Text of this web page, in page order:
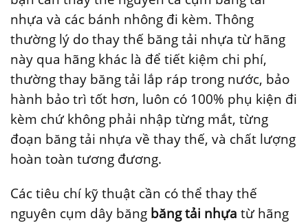
nhựa và các bánh nhông đi kèm. Thông
thường lý do thay thế băng tải nhựa từ hãng
này qua hãng khác là để tiết kiệm chi phí,
thường thay băng tải lắp ráp trong nước, bảo
hành bảo trì tốt hơn, luôn có 100% phụ kiện đi
kèm chứ không phải nhập từng mắt, từng
đoạn băng tải nhựa về thay thế, và chất lượng
hoàn toàn tương đương.
Các tiêu chí kỹ thuật cần có thể thay thế
nguyên cụm dây băng băng tải nhựa từ hãng